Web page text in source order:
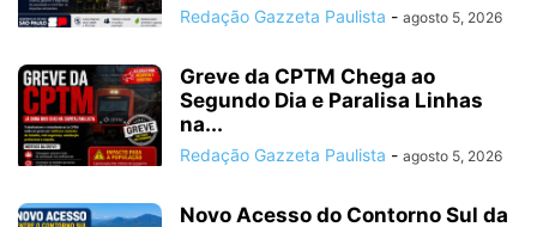
Redação Gazzeta Paulista - agosto 5, 2026
Greve da CPTM Chega ao
Segundo Dia e Paralisa Linhas
na...
Redação Gazzeta Paulista - agosto 5, 2026
Novo Acesso do Contorno Sul da